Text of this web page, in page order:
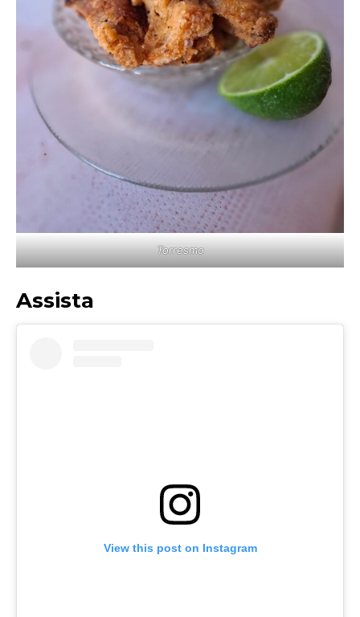
Torresmo
Assista
View this post on Instagram